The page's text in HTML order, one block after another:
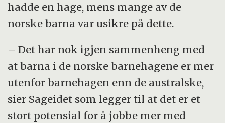
hadde en hage, mens mange av de
norske barna var usikre på dette.
– Det har nok igjen sammenheng med
at barna i de norske barnehagene er mer
utenfor barnehagen enn de australske,
sier Sageidet som legger til at det er et
stort potensial for å jobbe mer med